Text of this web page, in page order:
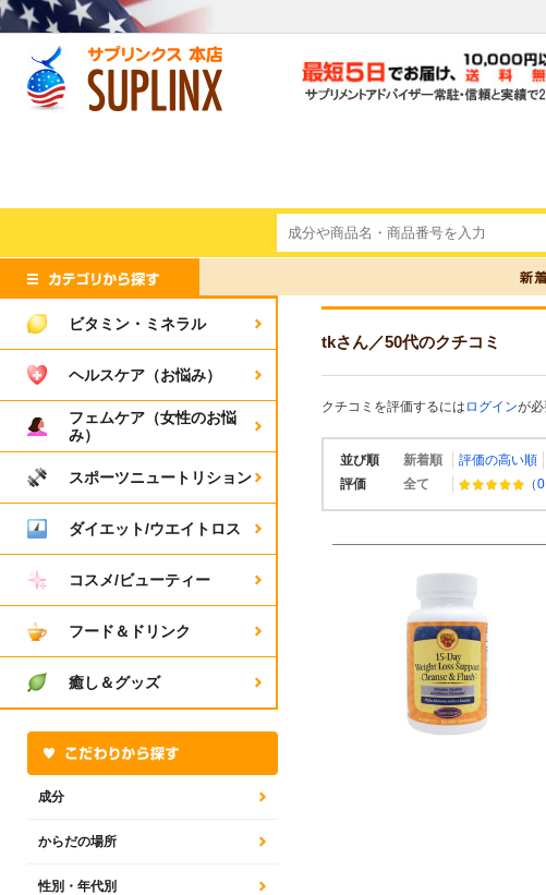
tkさん／50代のクチコミ
クチコミを評価するには ログインが必
並び順 新着順 評価の高い順
評価
全て （0
ビタミン・ミネラル
ヘルスケア（お悩み）
フェムケア（女性のお悩
み）
スポーツニュートリション
ダイエット/ウエイトロス
コスメ/ビューティー
フード＆ドリンク
癒し＆グッズ
成分
からだの場所
性別・年代別